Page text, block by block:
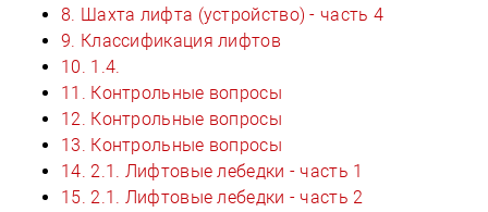
8. Шахта лифта (устройство) - часть 4
9. Классификация лифтов
10. 1.4.
11. Контрольные вопросы
12. Контрольные вопросы
13. Контрольные вопросы
14. 2.1. Лифтовые лебедки - часть 1
15. 2.1. Лифтовые лебедки - часть 2